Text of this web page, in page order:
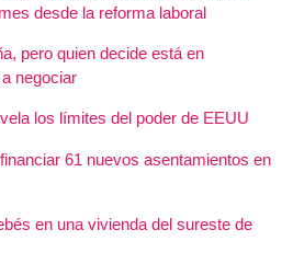
desde la reforma laboral
pero quien decide está en
negociar
los límites del poder de EEUU
61 nuevos asentamientos en
en una vivienda del sureste de